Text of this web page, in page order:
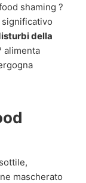
shaming ?
della
alimenta
mascherato